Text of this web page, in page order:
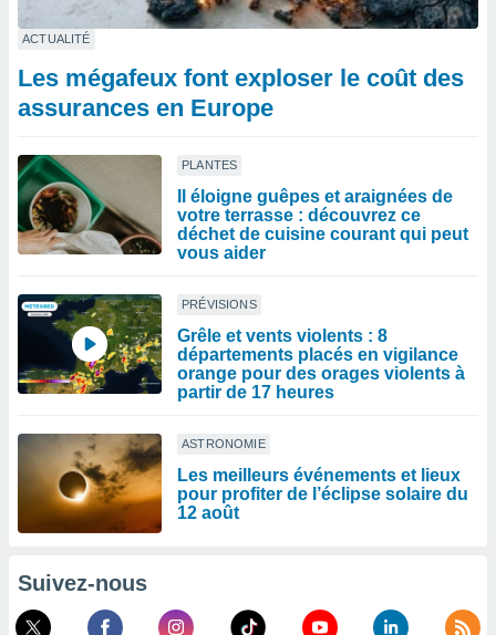
ACTUALITÉ
Les mégafeux font exploser le coût des
assurances en Europe
PLANTES
Il éloigne guêpes et araignées de
votre terrasse : découvrez ce
déchet de cuisine courant qui peut
vous aider
PRÉVISIONS
Grêle et vents violents : 8
départements placés en vigilance
orange pour des orages violents à
partir de 17 heures
ASTRONOMIE
Les meilleurs événements et lieux
pour profiter de l’éclipse solaire du
12 août
Suivez-nous